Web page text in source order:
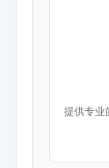
提供专业